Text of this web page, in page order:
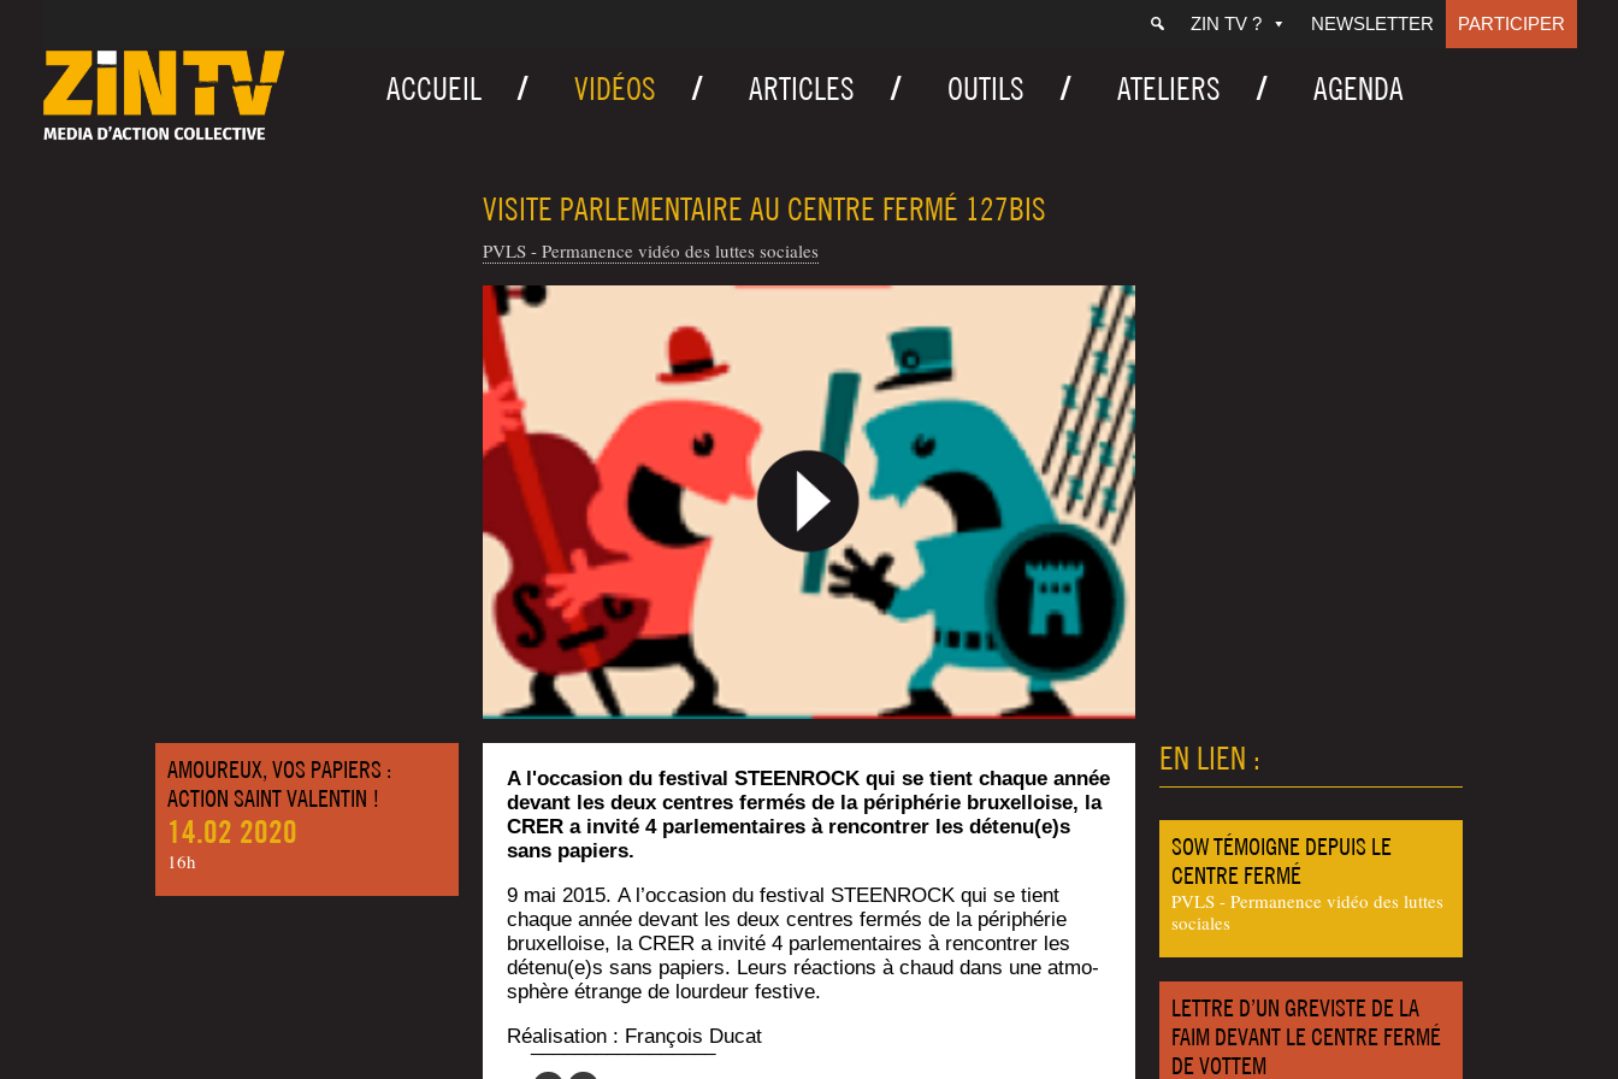
ZIN TV ? NEWSLETTER PARTICIPER
ACCUEIL VIDÉOS ARTICLES OUTILS ATELIERS AGENDA
VISITE PARLEMENTAIRE AU CENTRE FERMÉ 127BIS
PVLS - Permanence vidéo des luttes sociales
AMOUREUX, VOS PAPIERS :
ACTION SAINT VALENTIN !
14.02 2020
16h
A l'occasion du festival STEENROCK qui se tient chaque année
devant les deux centres fermés de la périphérie bruxelloise, la
CRER a invité 4 parlementaires à rencontrer les détenu(e)s
sans papiers.
9 mai 2015. A l’oc­ca­sion du fes­ti­val STEENROCK qui se tient
chaque année devant les deux centres fer­més de la péri­phé­rie
bruxel­loise, la CRER a invi­té 4 par­le­men­taires à ren­con­trer les
détenu(e)s sans papiers. Leurs réac­tions à chaud dans une atmo­
sphère étrange de lour­deur festive.
Réa­li­sa­tion : Fran­çois Ducat
EN LIEN :
SOW TÉMOIGNE DEPUIS LE
CENTRE FERMÉ
PVLS - Permanence vidéo des luttes
sociales
LETTRE D’UN GREVISTE DE LA
FAIM DEVANT LE CENTRE FERMÉ
DE VOTTEM